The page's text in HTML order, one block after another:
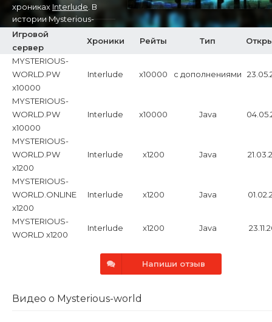
хрониках Interlude . В
истории Mysterious-
world мы нашли
информацию об одном
x1200
сервере, который
Игровой
сервер
Хроники Рейты Тип
MYSTERIOUS-
WORLD.PW
x10000
Interlude x10000 с дополнениями
MYSTERIOUS-
WORLD.PW
x10000
Interlude x10000 Java
MYSTERIOUS-
WORLD.PW
x1200
Interlude x1200 Java
MYSTERIOUS-
WORLD.ONLINE
x1200
Interlude x1200 Java
MYSTERIOUS-
WORLD x1200
Interlude x1200 Java
Напиши отзыв
Видео о Mysterious-world